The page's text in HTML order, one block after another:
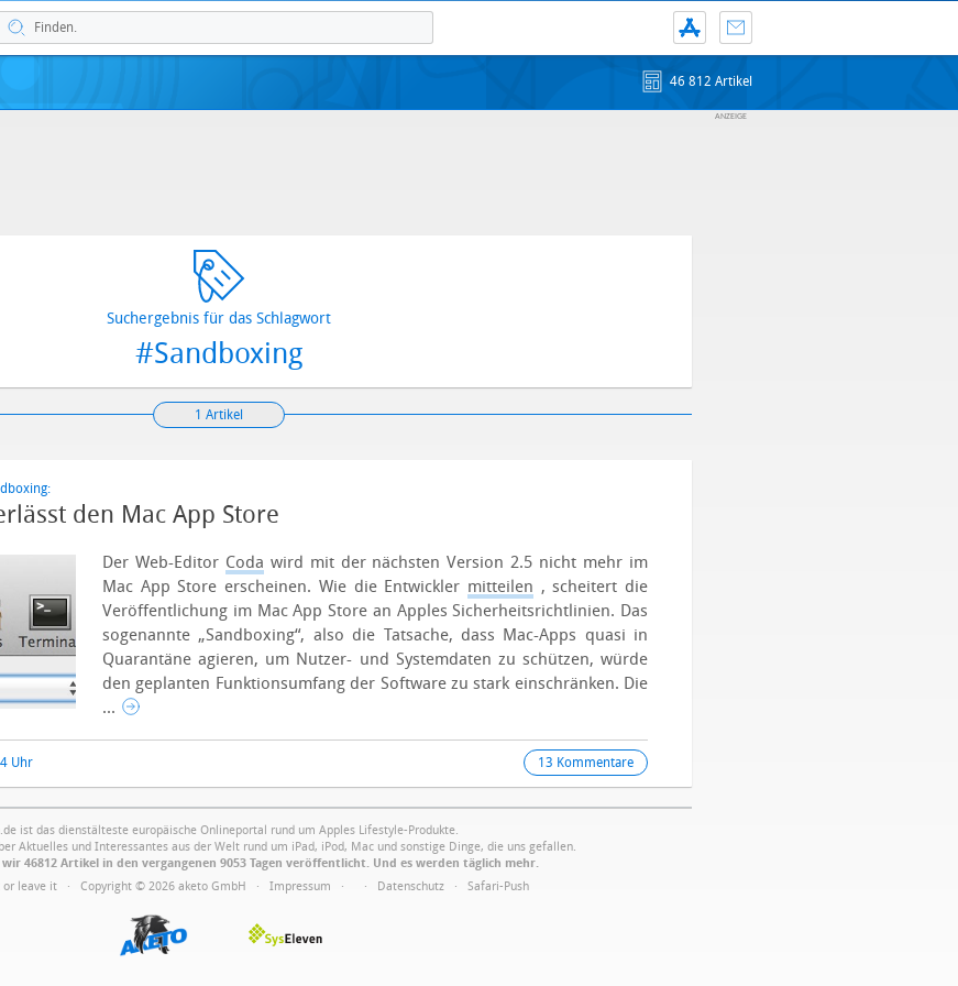
46 812 Artikel
Suchergebnis für das Schlagwort
#Sandboxing
1 Artikel
den Mac App Store
Der Web-Editor Coda wird mit der nächsten Version 2.5 nicht mehr im
Mac App Store erscheinen. Wie die Entwickler mitteilen , scheitert die
Veröffentlichung im Mac App Store an Apples Sicherheitsrichtlinien. Das
sogenannte „Sandboxing“, also die Tatsache, dass Mac-Apps quasi in
Quarantäne agieren, um Nutzer- und Systemdaten zu schützen, würde
den geplanten Funktionsumfang der Software zu stark einschränken. Die
...
Uhr 13 Kommentare
ist das dienstälteste europäische Onlineportal rund um Apples Lifestyle-Produkte.
Aktuelles und Interessantes aus der Welt rund um iPad, iPod, Mac und sonstige Dinge, die uns gefallen.
46812 Artikel in den vergangenen 9053 Tagen veröffentlicht. Und es werden täglich mehr.
or leave it · Copyright © 2026 aketo GmbH · Impressum · · Datenschutz · Safari-Push